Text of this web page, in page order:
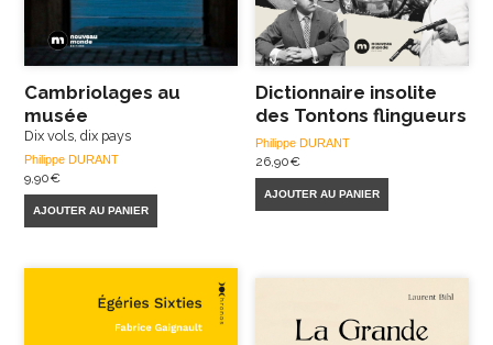
Cambriolages au
musée
Dix vols, dix pays
Philippe DURANT
9,90€
AJOUTER AU PANIER
Dictionnaire insolite
des Tontons flingueurs
Philippe DURANT
26,90€
AJOUTER AU PANIER